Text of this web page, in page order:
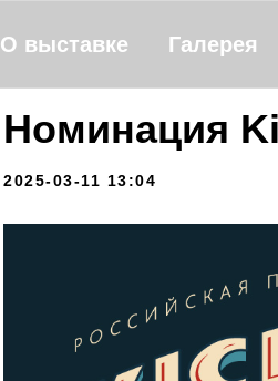
Галерея
О выставке
Номинация
2025-03-11 13:04